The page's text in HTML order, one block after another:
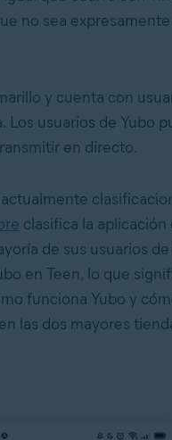
no sea
y cuenta con
usuarios de Yubo
en directo.
clasifica la
de sus usuarios de
en Teen, lo que
funciona Yubo y
las dos mayores